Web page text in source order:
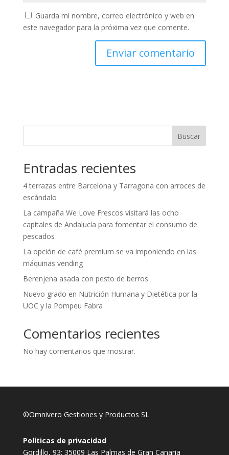
Guarda mi nombre, correo electrónico y web en
este navegador para la próxima vez que comente.
Buscar
Entradas recientes
4 terrazas entre Barcelona y Tarragona con arroces de
escándalo
La campaña We Love Frescos visitará las ocho
capitales de Andalucía para fomentar el consumo de
pescados
La opción de café premium se va imponiendo en las
máquinas vending
Berenjena asada con pesto de berros
Nuevo grado en Nutrición Humana y Dietética por la
UOC y la Pompeu Fabra
Comentarios recientes
No hay comentarios que mostrar.
©Omnivero Gestiones y Productos SL
Políticas de privacidad
Gordillo, 93; 35009 Las Palmas de Gran Canaria